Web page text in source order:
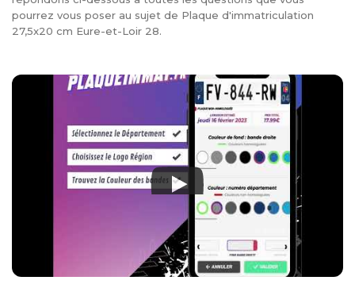
pourrez vous poser au sujet de Plaque d'immatriculation
27,5x20 cm Eure-et-Loir 28.